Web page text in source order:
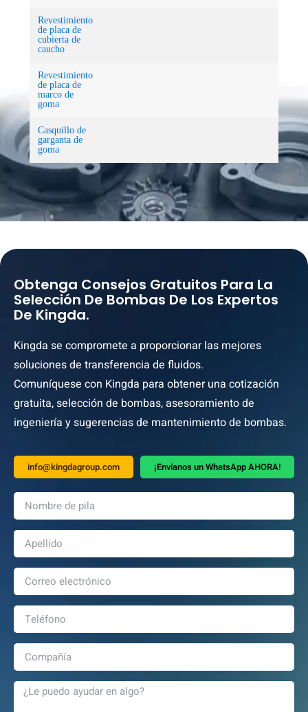
Revestimiento
de placa de
cubierta de
caucho
Revestimiento
de placa de
marco de
goma
Casquillo de
garganta de
goma
Obtenga Consejos Gratuitos Para La
Selección De Bombas De Los Expertos
De Kingda.
Kingda se compromete a proporcionar las mejores
soluciones de transferencia de fluidos.
Comuníquese con Kingda para obtener una cotización
gratuita, selección de bombas, asesoramiento de
ingeniería y sugerencias de mantenimiento de bombas.
info@kingdagroup.com ¡Envíanos un WhatsApp AHORA!